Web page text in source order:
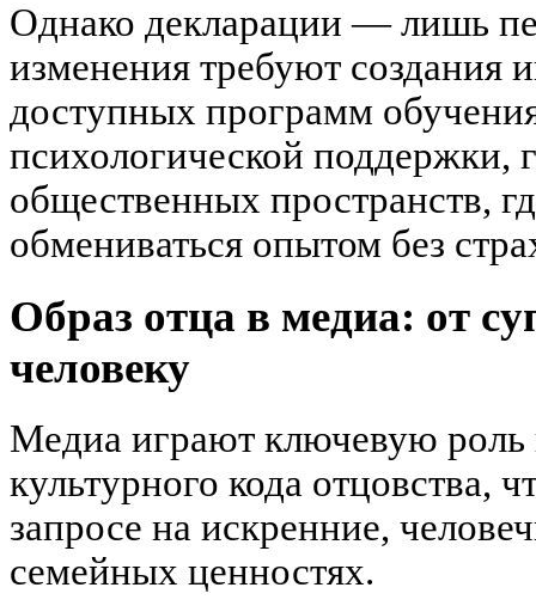
Однако декларации — лишь
изменения требуют создания
доступных программ
психологической поддержки,
общественных пространств,
обмениваться опытом без
Образ отца в медиа: от
человеку
Медиа играют ключевую
культурного кода отцовства,
запросе на искренние,
семейных ценностях.